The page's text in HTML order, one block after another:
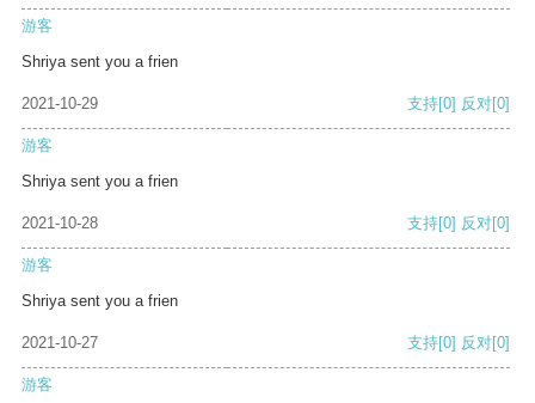
游客
Shriya sent you a frien
2021-10-29 支持[0] 反对[0]
游客
Shriya sent you a frien
2021-10-28 支持[0] 反对[0]
游客
Shriya sent you a frien
2021-10-27 支持[0] 反对[0]
游客